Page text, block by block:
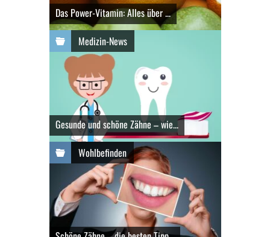
Das Power-Vitamin: Alles über ...
Medizin-News
Gesunde und schöne Zähne – wie...
Wohlbefinden